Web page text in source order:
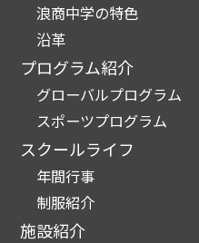
浪商中学の特色
沿革
プログラム紹介
グローバルプログラム
スポーツプログラム
スクールライフ
年間行事
制服紹介
施設紹介